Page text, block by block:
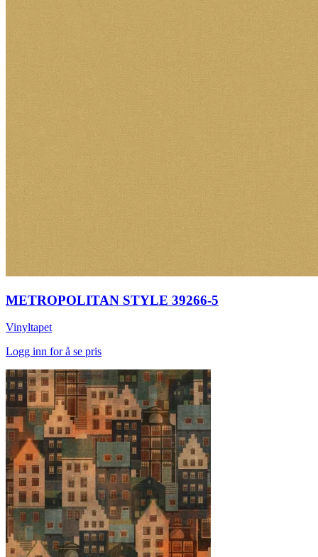
METROPOLITAN STYLE 39266-5
Vinyltapet
Logg inn for å se pris